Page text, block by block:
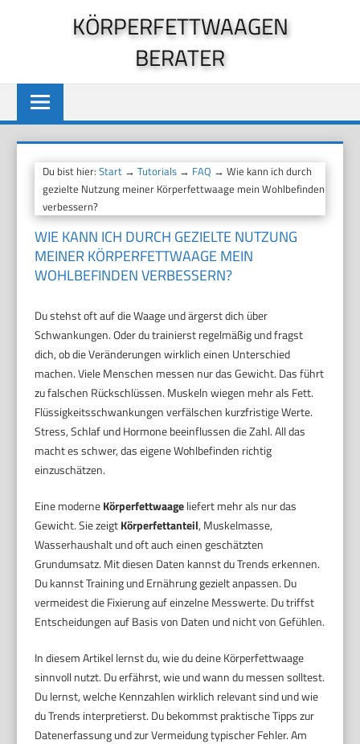
KÖRPERFETTWAAGEN
BERATER
Du bist hier:Start →Tutorials → FAQ → Wie kann ich durch
gezielte Nutzung meiner Körperfettwaage mein Wohlbefinden
verbessern?
WIE KANN ICH DURCH GEZIELTE NUTZUNG
MEINER KÖRPERFETTWAAGE MEIN
WOHLBEFINDEN VERBESSERN?
Du stehst oft auf die Waage und ärgerst dich über
Schwankungen. Oder du trainierst regelmäßig und fragst
dich, ob die Veränderungen wirklich einen Unterschied
machen. Viele Menschen messen nur das Gewicht. Das führt
zu falschen Rückschlüssen. Muskeln wiegen mehr als Fett.
Flüssigkeitsschwankungen verfälschen kurzfristige Werte.
Stress, Schlaf und Hormone beeinflussen die Zahl. All das
macht es schwer, das eigene Wohlbefinden richtig
einzuschätzen.
Eine moderneKörperfettwaageliefert mehr als nur das
Gewicht. Sie zeigtKörperfettanteil, Muskelmasse,
Wasserhaushalt und oft auch einen geschätzten
Grundumsatz. Mit diesen Daten kannst du Trends erkennen.
Du kannst Training und Ernährung gezielt anpassen. Du
vermeidest die Fixierung auf einzelne Messwerte. Du triffst
Entscheidungen auf Basis von Daten und nicht von Gefühlen.
In diesem Artikel lernst du, wie du deine Körperfettwaage
sinnvoll nutzt. Du erfährst, wie und wann du messen solltest.
Du lernst, welche Kennzahlen wirklich relevant sind und wie
du Trends interpretierst. Du bekommst praktische Tipps zur
Datenerfassung und zur Vermeidung typischer Fehler. Am